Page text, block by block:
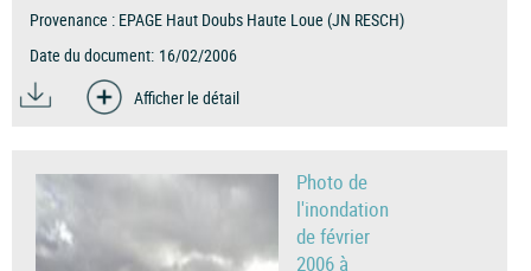
Provenance : EPAGE Haut Doubs Haute Loue (JN RESCH)
Date du document: 16/02/2006
Afficher le détail
Photo de
l'inondation
de février
2006 à